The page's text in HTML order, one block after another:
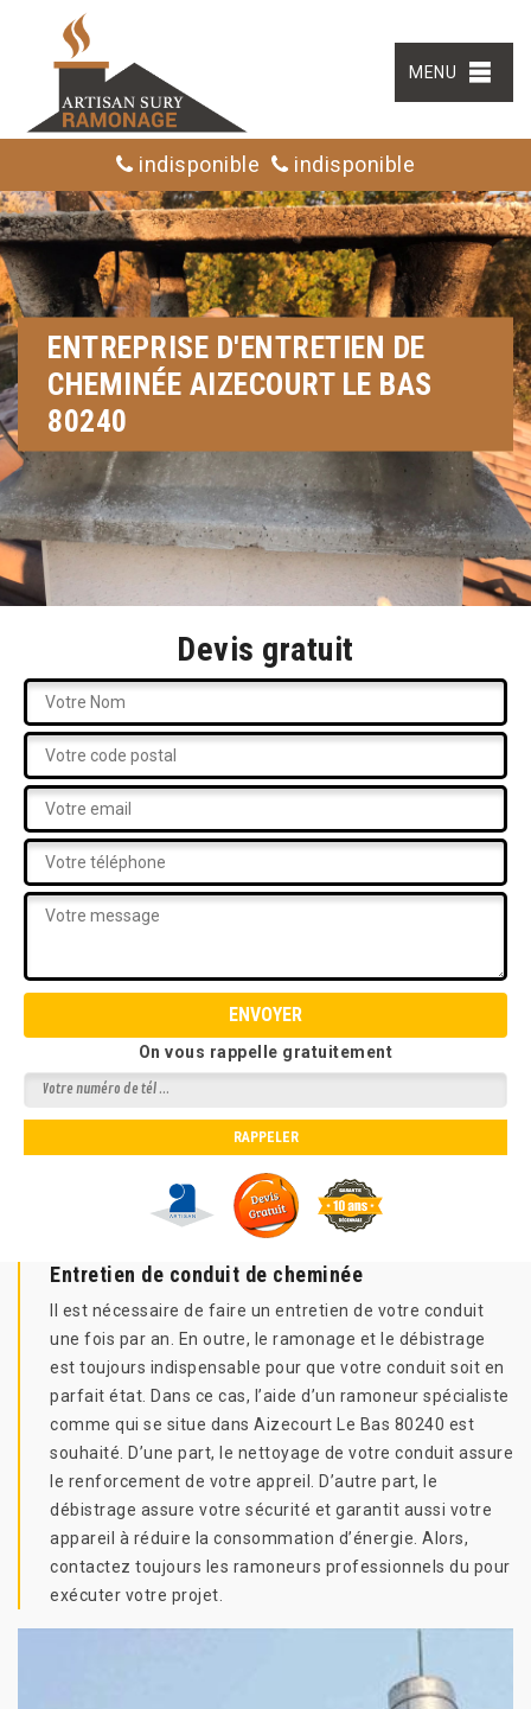
MENU
indisponible indisponible
ENTREPRISE D'ENTRETIEN DE
CHEMINÉE AIZECOURT LE BAS
80240
Devis gratuit
On vous rappelle gratuitement
Entretien de conduit de cheminée
Il est nécessaire de faire un entretien de votre conduit
une fois par an. En outre, le ramonage et le débistrage
est toujours indispensable pour que votre conduit soit en
parfait état. Dans ce cas, l’aide d’un ramoneur spécialiste
comme qui se situe dans Aizecourt Le Bas 80240 est
souhaité. D’une part, le nettoyage de votre conduit assure
le renforcement de votre appreil. D’autre part, le
débistrage assure votre sécurité et garantit aussi votre
appareil à réduire la consommation d’énergie. Alors,
contactez toujours les ramoneurs professionnels du pour
exécuter votre projet.